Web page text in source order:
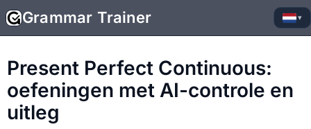
Grammar Trainer ▾
Present Perfect Continuous:
oefeningen met AI-controle en
uitleg